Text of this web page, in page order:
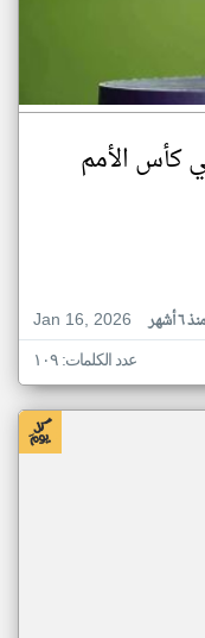
في كأس الأمم
Jan 16, 2026
٦ أشهر
عدد الكلمات: ١٠٩